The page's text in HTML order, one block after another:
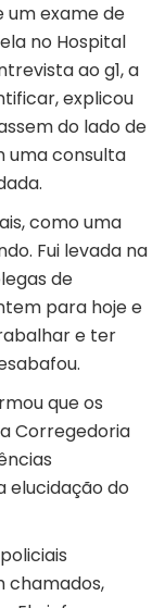
um exame de
no Hospital
ao g1, a
explicou
do lado de
uma consulta
como uma
Fui levada na
de
para hoje e
e ter
que os
Corregedoria
elucidação do
chamados,